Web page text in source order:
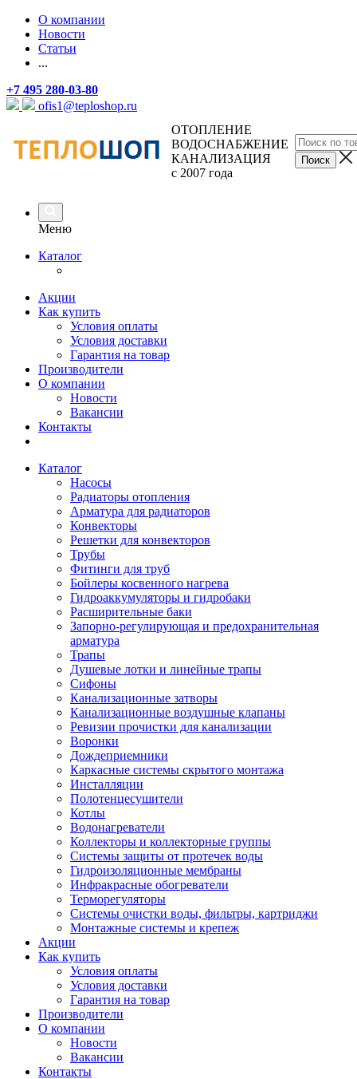
О компании
Новости
Статьи
...
+7 495 280-03-80
ofis1@teploshop.ru
ОТОПЛЕНИЕ
ВОДОСНАБЖЕНИЕ
КАНАЛИЗАЦИЯ
с 2007 года
Меню
Каталог
Акции
Как купить
Условия оплаты
Условия доставки
Гарантия на товар
Производители
О компании
Новости
Вакансии
Контакты
Каталог
Насосы
Радиаторы отопления
Арматура для радиаторов
Конвекторы
Решетки для конвекторов
Трубы
Фитинги для труб
Бойлеры косвенного нагрева
Гидроаккумуляторы и гидробаки
Расширительные баки
Запорно-регулирующая и предохранительная
арматура
Трапы
Душевые лотки и линейные трапы
Сифоны
Канализационные затворы
Канализационные воздушные клапаны
Ревизии прочистки для канализации
Воронки
Дождеприемники
Каркасные системы скрытого монтажа
Инсталляции
Полотенцесушители
Котлы
Водонагреватели
Коллекторы и коллекторные группы
Системы защиты от протечек воды
Гидроизоляционные мембраны
Инфракрасные обогреватели
Терморегуляторы
Системы очистки воды, фильтры, картриджи
Монтажные системы и крепеж
Акции
Как купить
Условия оплаты
Условия доставки
Гарантия на товар
Производители
О компании
Новости
Вакансии
Контакты